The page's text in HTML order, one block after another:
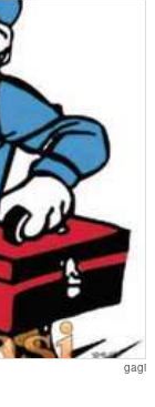
gagi